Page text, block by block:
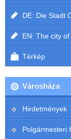
DE: Die Stadt
EN: The city
Térkép
Városháza
Hirdetmények
Polgármesteri